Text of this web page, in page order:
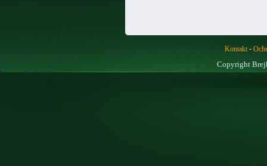
Kontakt-
Copyright